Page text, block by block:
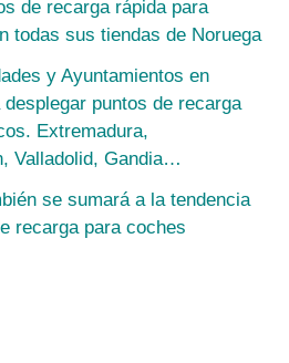
de recarga rápida para
todas sus tiendas de Noruega
y Ayuntamientos en
puntos de recarga
Extremadura,
Valladolid, Gandia…
se sumará a la tendencia
recarga para coches